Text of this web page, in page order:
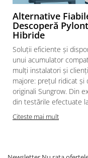
Separator fuzibil
fotovoltaice
Sigurante fuzibile
Aparataj modular
Standard German
Intrerupator
Priza
Functii speciale
Intrerupator
Alternative
Descoperă
Hibride
Soluții eficiente și
unui acumulator
mulți instalatori și
majore: prețul ridicat și
originali Sungrow. Din
din testările efectuate
Citeste mai mult